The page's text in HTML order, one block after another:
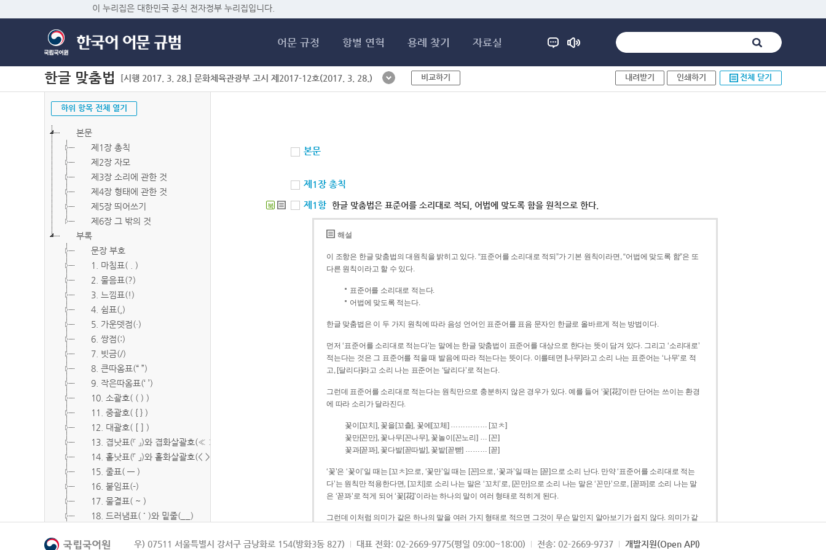
이 누리집은 대한민국 공식 전자정부 누리집입니다.
어문 규정 항별 연혁 용례 찾기 자료실
한글 맞춤법 [시행 2017. 3. 28.] 문화체육관광부 고시 제2017-12호(2017. 3. 28.) 비교하기 내려받기 인쇄하기 전체 닫기
하위 항목 전체 열기
본문
제1장 총칙
제2장 자모
제3장 소리에 관한 것
제4장 형태에 관한 것
제5장 띄어쓰기
제6장 그 밖의 것
부록
문장 부호
1. 마침표( . )
2. 물음표(?)
3. 느낌표(!)
4. 쉼표(,)
5. 가운뎃점(·)
6. 쌍점(:)
7. 빗금(/)
8. 큰따옴표(“ ”)
9. 작은따옴표(‘ ’)
10. 소괄호( ( ) )
11. 중괄호( { } )
12. 대괄호( [ ] )
13. 겹낫표(『 』)와 겹화살괄호(≪ ≫)
14. 홑낫표(「 」)와 홑화살괄호(< >)
15. 줄표( ― )
16. 붙임표(-)
17. 물결표( ~ )
18. 드러냄표( ˙ )와 밑줄(__)
20. 빠짐표( □ )
본문
제1장 총칙
북 제1항 한글 맞춤법은 표준어를 소리대로 적되, 어법에 맞도록 함을 원칙으로 한다.
해설
이 조항은 한글 맞춤법의 대원칙을 밝히고 있다. “표준어를 소리대로 적되”가 기본 원칙이라면, “어법에 맞도록 함”은 또
다른 원칙이라고 할 수 있다.
표준어를 소리대로 적는다.
어법에 맞도록 적는다.
한글 맞춤법은 이 두 가지 원칙에 따라 음성 언어인 표준어를 표음 문자인 한글로 올바르게 적는 방법이다.
먼저 ‘표준어를 소리대로 적는다’는 말에는 한글 맞춤법이 표준어를 대상으로 한다는 뜻이 담겨 있다. 그리고 ‘소리대로’
적는다는 것은 그 표준어를 적을 때 발음에 따라 적는다는 뜻이다. 이를테면 [나무]라고 소리 나는 표준어는 ‘나무’로 적
고, [달리다]라고 소리 나는 표준어는 ‘달리다’로 적는다.
그런데 표준어를 소리대로 적는다는 원칙만으로 충분하지 않은 경우가 있다. 예를 들어 ‘꽃[花]’이란 단어는 쓰이는 환경
에 따라 소리가 달라진다.
꽃이[꼬치], 꽃을[꼬츨], 꽃에[꼬체] …………… [꼬ㅊ]
꽃만[꼰만], 꽃나무[꼰나무], 꽃놀이[꼰노리] … [꼰]
꽃과[꼳꽈], 꽃다발[꼳따발], 꽃밭[꼳빧] ……… [꼳]
‘꽃’은 ‘꽃이’일 때는 [꼬ㅊ]으로, ‘꽃만’일 때는 [꼰]으로, ‘꽃과’일 때는 [꼳]으로 소리 난다. 만약 ‘표준어를 소리대로 적는
다’는 원칙만 적용한다면, [꼬치]로 소리 나는 말은 ‘꼬치’로, [꼰만]으로 소리 나는 말은 ‘꼰만’으로, [꼳꽈]로 소리 나는 말
은 ‘꼳꽈’로 적게 되어 ‘꽃[花]’이라는 하나의 말이 여러 형태로 적히게 된다.
그런데 이처럼 의미가 같은 하나의 말을 여러 가지 형태로 적으면 그것이 무슨 말인지 알아보기가 쉽지 않다. 의미가 같
되게 적는 것이 의미를 파악하는 데 효과적이다.
우) 07511 서울특별시 강서구 금낭화로 154(방화3동 827) 대표 전화: 02-2669-9775(평일 09:00~18:00) 전송: 02-2669-9737 개발지원(Open API)